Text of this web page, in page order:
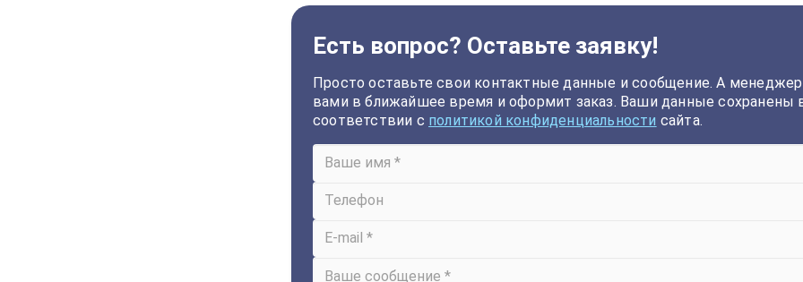
Есть вопрос? Оставьте заявку!
Просто оставьте свои контактные данные и сообщение. А
вами в ближайшее время и оформит заказ. Ваши данные сохранены
соответствии с политикой конфиденциальности сайта.